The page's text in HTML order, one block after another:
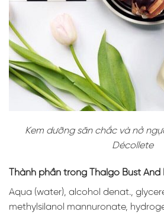
Kem dưỡng săn chắc và nở
Décollete
Thành phần trong Thalgo Bust
Aqua (water), alcohol denat.,
methylsilanol mannuronate,